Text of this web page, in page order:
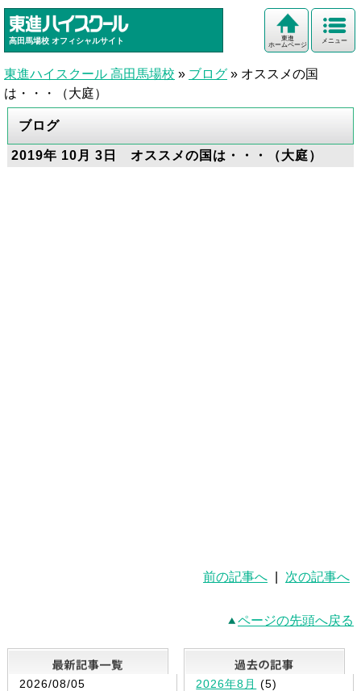
高田馬場校 オフィシャルサイト メニュー
東進
ホームページ
東進ハイスクール 高田馬場校 » ブログ » オススメの国
は・・・（大庭）
ブログ
2019年 10月 3日 オススメの国は・・・（大庭）
前の記事へ 次の記事へ
ページの先頭へ戻る
最新記事一覧
2026/08/05
2026年8月 (5)